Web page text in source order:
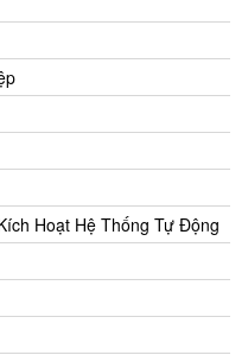
Hoạt Hệ Thống Tự Động